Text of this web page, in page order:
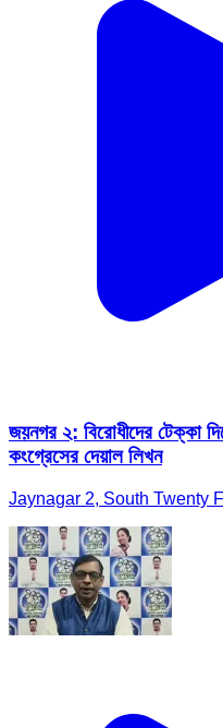
জয়নগর ২: বিরোধীদের টেক্কা
কংগ্রেসের দেয়াল লিখন
Jaynagar 2, South Twenty